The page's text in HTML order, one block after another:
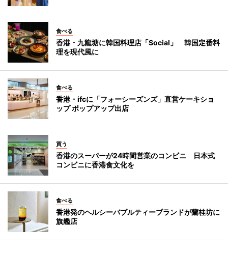
食べる
香港・九龍塘に韓国料理店「Social」 韓国定番料
理を現代風に
食べる
香港・ifcに「フォーシーズンズ」直営ケーキショ
ップ ポップアップ出店
買う
香港のスーパーが24時間営業のコンビニ 日本式
コンビニに香港食文化を
食べる
香港発のヘルシーバブルティーブランドが蘭桂坊に
旗艦店